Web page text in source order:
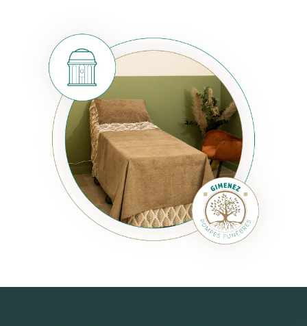
foyer.
Nous mettons à votre disposition dessalons privés
confortables et climatisés, où vous pouvez veiller
votre proche et accueillir vos visiteurs en toute
tranquillité. Chaque espace a été conçu pour vous
apporter le silence, l’intimité et la sérénité
nécessaires afin de vous recueillir auprès du défunt
jusqu’au jour de la cérémonie.